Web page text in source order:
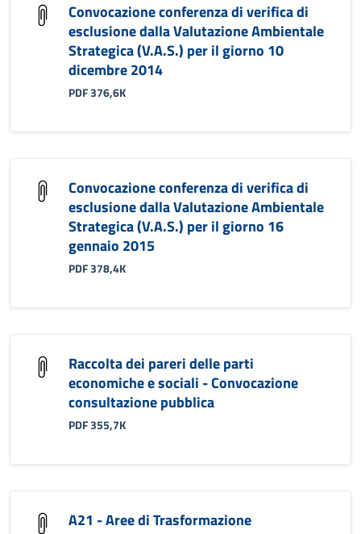
Convocazione conferenza di verifica di
esclusione dalla Valutazione Ambientale
Strategica (V.A.S.) per il giorno 10
dicembre 2014
PDF 376,6K
Convocazione conferenza di verifica di
esclusione dalla Valutazione Ambientale
Strategica (V.A.S.) per il giorno 16
gennaio 2015
PDF 378,4K
Raccolta dei pareri delle parti
economiche e sociali - Convocazione
consultazione pubblica
PDF 355,7K
A21 - Aree di Trasformazione